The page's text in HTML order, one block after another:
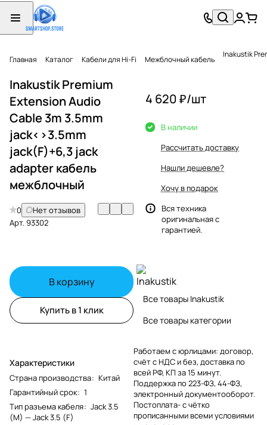
Главная Каталог Кабели для Hi-Fi Межблочный кабель Inakustik
Inakustik Premium
Extension Audio
Cable 3m 3.5mm
jack<>3.5mm
jack(F)+6,3 jack
adapter кабель
межблочный
0
Нет отзывов
Арт.93302
В корзину
Купить в 1 клик
Характеристики
Страна производства: Китай
Гарантийный срок: 1
Тип разъема кабеля: Jack 3.5
(M) — Jack 3.5 (F)
4 620 ₽/шт
В наличии
Рассчитать доставку
Нашли дешевле?
Хочу в подарок
Вся техника
оригинальная с
гарантией.
Все товары Inakustik
Все товары категории
Работаем с юрлицами: договор,
счёт с НДС и без, доставка по
всей РФ, КП за 15 минут.
Поддержка по 223-ФЗ, 44-ФЗ,
электронный документооборот.
Постоплата- с чётко
прописанными всеми условиями